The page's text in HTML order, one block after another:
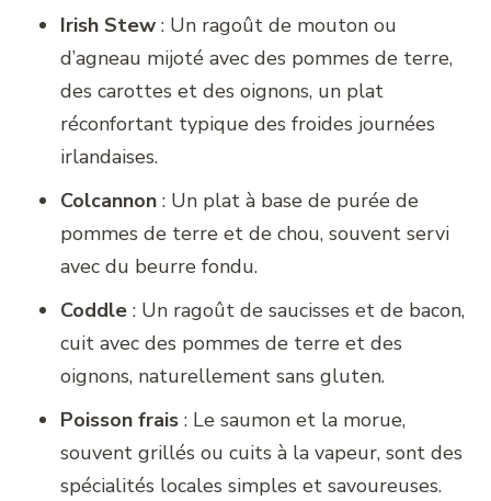
Irish Stew : Un ragoût de mouton ou
d’agneau mijoté avec des pommes de terre,
des carottes et des oignons, un plat
réconfortant typique des froides journées
irlandaises.
Colcannon : Un plat à base de purée de
pommes de terre et de chou, souvent servi
avec du beurre fondu.
Coddle : Un ragoût de saucisses et de bacon,
cuit avec des pommes de terre et des
oignons, naturellement sans gluten.
Poisson frais : Le saumon et la morue,
souvent grillés ou cuits à la vapeur, sont des
spécialités locales simples et savoureuses.